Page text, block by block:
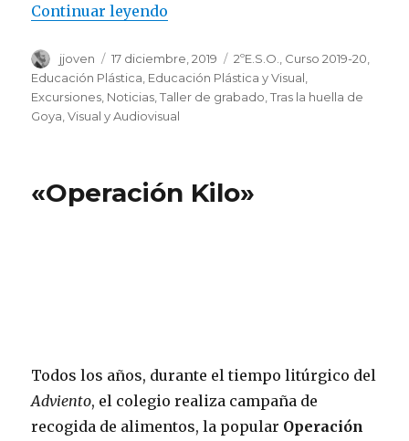
Continuar leyendo
Autor
jjoven
Publicado
el
17 diciembre, 2019 Categorías
2ºE.S.O. Curso 2019-20
Educación Plástica Educación Plástica y Visual
Excursiones Noticias ,Taller de grabado ,Tras la huella de
Goya ,Visual y Audiovisual
«Operación Kilo»
Todos los años, durante el tiempo litúrgico del
Adviento, el colegio realiza campaña de
recogida de alimentos, la popular Operación